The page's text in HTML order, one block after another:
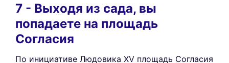
7 - Выходя из сада, вы
попадаете на площадь
Согласия
По инициативе Людовика XV площадь Согласия